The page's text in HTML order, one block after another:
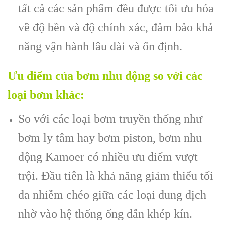
tất cả các sản phẩm đều được tối ưu hóa
về độ bền và độ chính xác, đảm bảo khả
năng vận hành lâu dài và ổn định.
Ưu điểm của bơm nhu động so với các
loại bơm khác:
So với các loại bơm truyền thống như
bơm ly tâm hay bơm piston, bơm nhu
động Kamoer có nhiều ưu điểm vượt
trội. Đầu tiên là khả năng giảm thiểu tối
đa nhiễm chéo giữa các loại dung dịch
nhờ vào hệ thống ống dẫn khép kín.